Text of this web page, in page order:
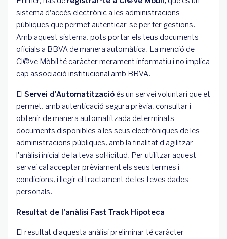
sistema d'accés electrònic a les administracions
públiques que permet autenticar-se per fer gestions.
Amb aquest sistema, pots portar els teus documents
oficials a BBVA de manera automàtica. La menció de
Cl@ve Mòbil té caràcter merament informatiu i no implica
cap associació institucional amb BBVA.
El Servei d'Automatització és un servei voluntari que et
permet, amb autenticació segura prèvia, consultar i
obtenir de manera automatitzada determinats
documents disponibles a les seus electròniques de les
administracions públiques, amb la finalitat d'agilitzar
l'anàlisi inicial de la teva sol·licitud. Per utilitzar aquest
servei cal acceptar prèviament els seus termes i
condicions, i llegir el tractament de les teves dades
personals.
Resultat de l'anàlisi Fast Track Hipoteca
El resultat d'aquesta anàlisi preliminar té caràcter